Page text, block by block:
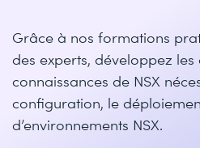
Grâce à nos formations
des experts, développez
connaissances de NSX
configuration, le
d’environnements NSX.